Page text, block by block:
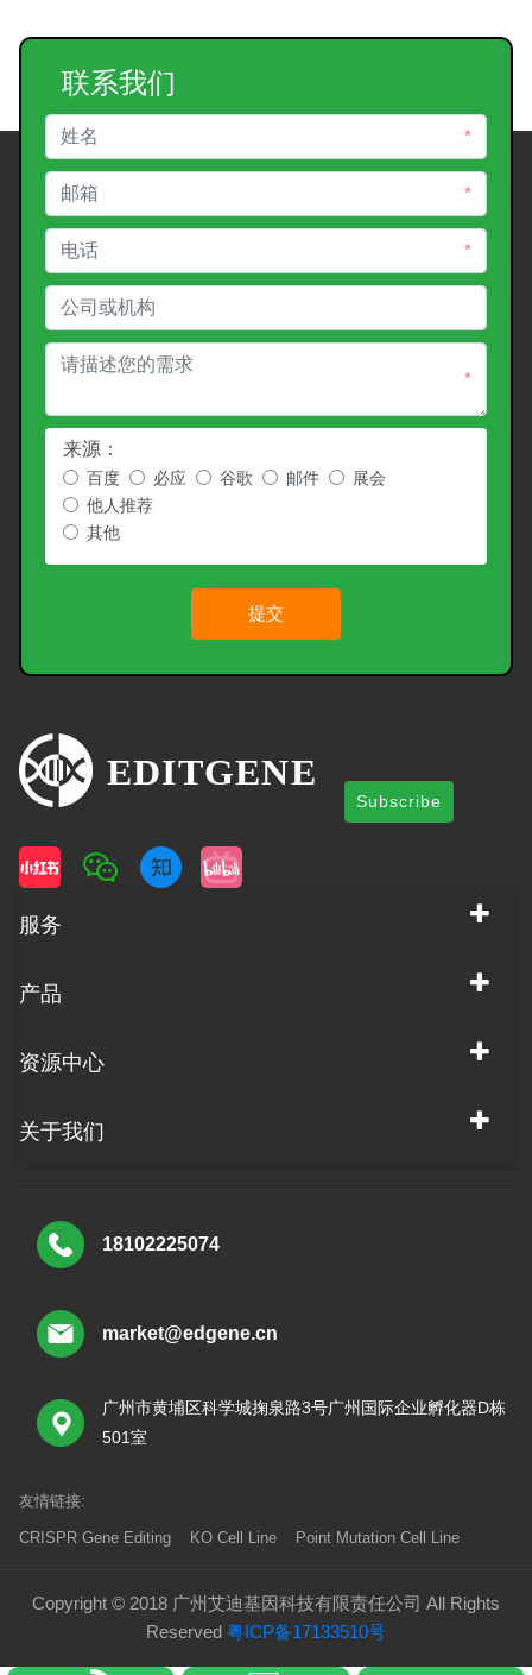
联系我们
*
*
*
*
来源：
百度 必应 谷歌 邮件
展会
他人推荐
其他
提交
Subscribe
服务
产品
资源中心
关于我们
18102225074
market@edgene.cn
广州市黄埔区科学城掬泉路3号广州国际企业孵化器D栋
501室
友情链接:
CRISPR Gene Editing KO Cell Line Point Mutation Cell Line
Copyright © 2018 广州艾迪基因科技有限责任公司 All Rights
Reserved 粤ICP备17133510号